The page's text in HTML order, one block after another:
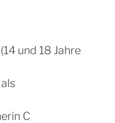
und 18 Jahre
C